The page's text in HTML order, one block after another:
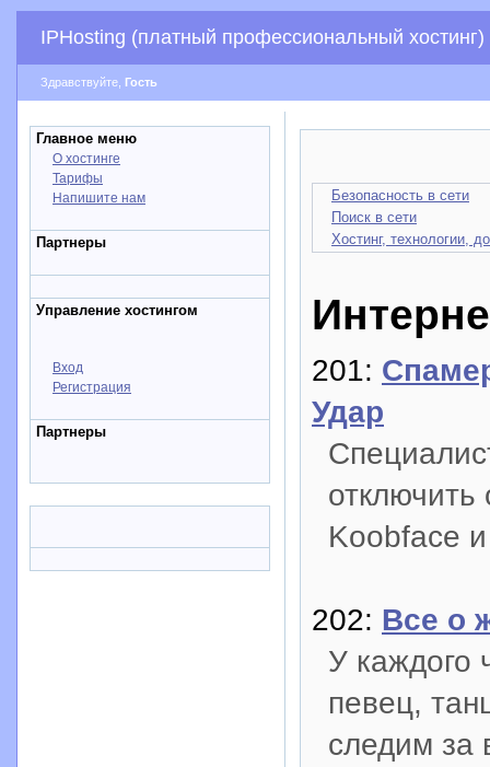
IPHosting (платный профессиональный хостинг)
Здравствуйте, Гость
Главное меню
О хостинге
Тарифы
Напишите нам
Партнеры
Управление хостингом
Вход
Регистрация
Партнеры
Безопасность в сети
Поиск в сети
Хостинг, технологии,
201:
Удар
отключить
Koobface
202: Все о
У каждого
певец,
следим за